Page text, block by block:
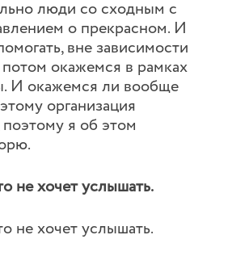
люди со сходным с
о прекрасном. И
вне зависимости
потом окажемся в рамках
И окажемся ли вообще
организация
я об этом
не хочет услышать.
не хочет услышать.